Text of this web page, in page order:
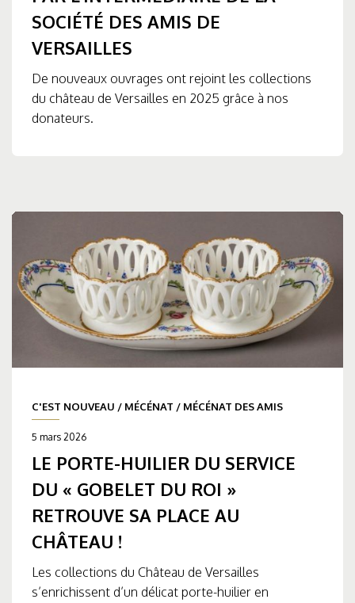
SOCIÉTÉ DES AMIS DE
VERSAILLES
De nouveaux ouvrages ont rejoint les collections
du château de Versailles en 2025 grâce à nos
donateurs.
C'EST NOUVEAU / MÉCÉNAT / MÉCÉNAT DES AMIS
5 mars 2026
LE PORTE-HUILIER DU SERVICE
DU « GOBELET DU ROI »
RETROUVE SA PLACE AU
CHÂTEAU !
Les collections du Château de Versailles
s’enrichissent d’un délicat porte-huilier en